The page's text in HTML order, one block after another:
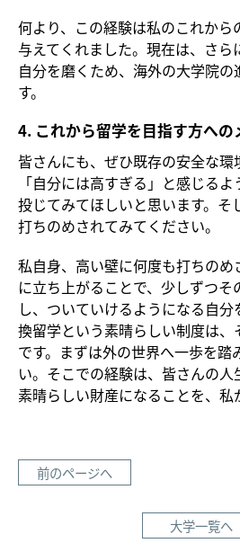
何より、この経験は私のこれから
与えてくれました。現在は、さら
自分を磨くため、海外の大学院
す。
4. これから留学を目指す方への
皆さんにも、ぜひ既存の安全な
「自分には高すぎる」と感じる
投じてみてほしいと思います。そ
打ちのめされてみてください。
私自身、高い壁に何度も打ちの
に立ち上がることで、少しずつ
し、ついていけるようになる自
換留学という素晴らしい制度は
です。まずは外の世界へ一歩を踏
い。そこでの経験は、皆さんの人
素晴らしい財産になることを、私
前のページへ
大学一覧へ